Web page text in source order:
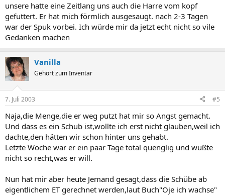
unsere hatte eine Zeitlang uns auch die Harre vom kopf
gefuttert. Er hat mich förmlich ausgesaugt. nach 2-3 Tagen
war der Spuk vorbei. Ich würde mir da jetzt echt nicht so vile
Gedanken machen
Vanilla
Gehört zum Inventar
7. Juli 2003 #5
Naja,die Menge,die er weg putzt hat mir so Angst gemacht.
Und dass es ein Schub ist,wollte ich erst nicht glauben,weil ich
dachte,den hätten wir schon hinter uns gehabt.
Letzte Woche war er ein paar Tage total quenglig und wußte
nicht so recht,was er will.
Nun hat mir aber heute Jemand gesagt,dass die Schübe ab
eigentlichem ET gerechnet werden,laut Buch"Oje ich wachse"